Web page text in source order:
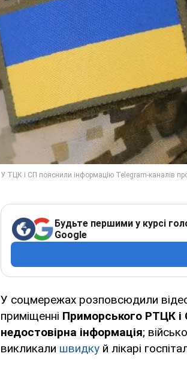
Будьте першими у курсі
Google
У соцмережах розповсюдили
приміщенні Приморського РТЦК і
недостовірна інформація;
викликали швидку й лікарі